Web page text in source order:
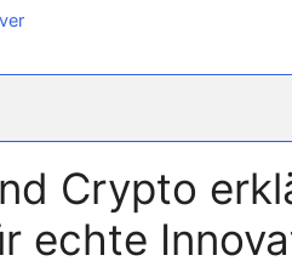
Crypto
echte